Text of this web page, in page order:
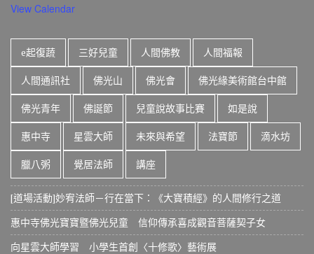
View Calendar
e起復蔬 三好兒童 人間佛教 人間福報
人間通訊社 佛光山 佛光會 佛光緣美術館台中館
佛光青年 佛誕節 兒童說故事比賽 如是說
惠中寺 星雲大師 未來與希望 法寶節 滴水坊
臘八粥 覺居法師 講座
[道場活動]妙宥法師－行在當下：《大寶積經》的人間修行之道
惠中寺佛光寶寶暨佛光兒童 信仰傳承喜成觀音菩薩契子女
向星雲大師學習 小學生首創〈十修歌〉藝術展